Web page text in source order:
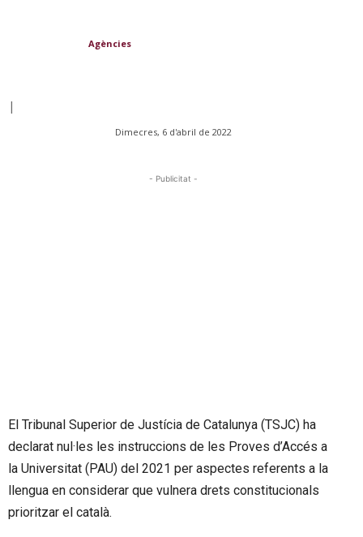
Agències
|
Dimecres, 6 d'abril de 2022
- Publicitat -
El Tribunal Superior de Justícia de Catalunya (TSJC) ha
declarat nul·les les instruccions de les Proves d’Accés a
la Universitat (PAU) del 2021 per aspectes referents a la
llengua en considerar que vulnera drets constitucionals
prioritzar el català.